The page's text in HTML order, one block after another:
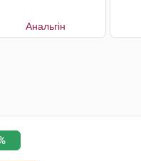
Анальгін